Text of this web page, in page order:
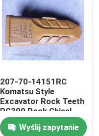
207-70-14151RC
Komatsu Style
Excavator Rock Teeth
PC300 Rock Chisel
Bucket Tooth
Wyślij zapytanie